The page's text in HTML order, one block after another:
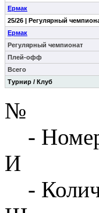
Турнир / Клуб
Ермак
25/26 | Регулярный
Ермак
Регулярный чемпионат
Плей-офф
Всего
№
-
И
-